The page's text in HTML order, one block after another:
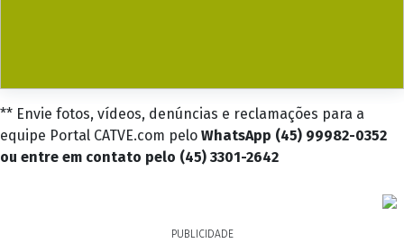
** Envie fotos, vídeos, denúncias e reclamações para a
equipe Portal CATVE.com pelo WhatsApp (45) 99982-0352
ou entre em contato pelo (45) 3301-2642
PUBLICIDADE